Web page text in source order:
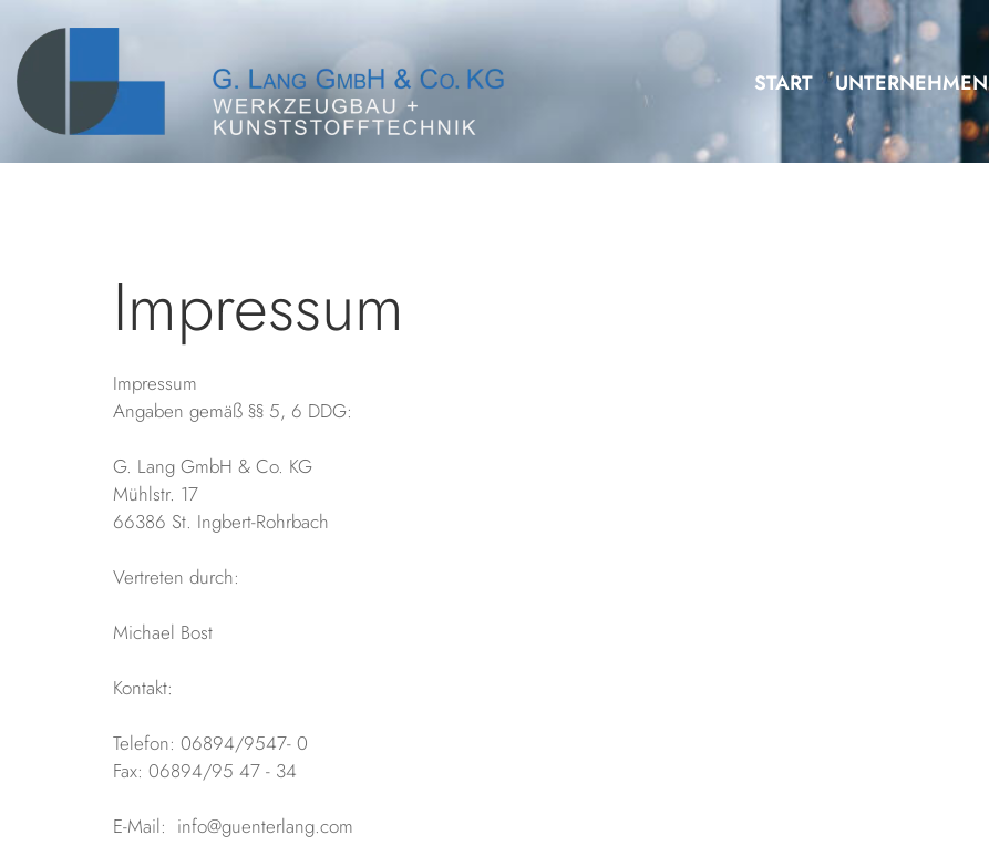
START UNTERNEHMEN
Impressum
Impressum
Angaben gemäß §§ 5, 6 DDG:
G. Lang GmbH & Co. KG
Mühlstr. 17
66386 St. Ingbert-Rohrbach
Vertreten durch:
Michael Bost
Kontakt:
Telefon: 06894/9547- 0
Fax: 06894/95 47 - 34
E-Mail: info@guenterlang.com